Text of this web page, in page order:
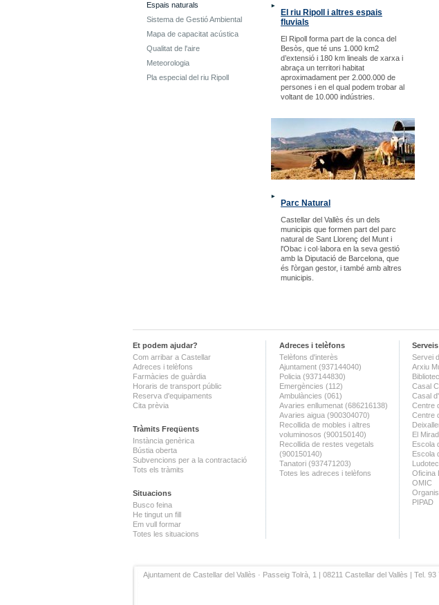
Espais naturals
Sistema de Gestió Ambiental
Mapa de capacitat acústica
Qualitat de l'aire
Meteorologia
Pla especial del riu Ripoll
El riu Ripoll i altres espais
fluvials
El Ripoll forma part de la conca del
Besòs, que té uns 1.000 km2
d’extensió i 180 km lineals de xarxa i
abraça un territori habitat
aproximadament per 2.000.000 de
persones i en el qual podem trobar al
voltant de 10.000 indústries.
Parc Natural
Castellar del Vallès és un dels
municipis que formen part del parc
natural de Sant Llorenç del Munt i
l'Obac i col·labora en la seva gestió
amb la Diputació de Barcelona, que
és l'òrgan gestor, i també amb altres
municipis.
Et podem ajudar?
Com arribar a Castellar
Adreces i telèfons
Farmàcies de guàrdia
Horaris de transport públic
Reserva d'equipaments
Cita prèvia
Tràmits Freqüents
Instància genèrica
Bústia oberta
Subvencions per a la contractació
Tots els tràmits
Situacions
Busco feina
He tingut un fill
Em vull formar
Totes les situacions
Adreces i telèfons
Telèfons d'interès
Ajuntament (937144040)
Policia (937144830)
Emergències (112)
Ambulàncies (061)
Avaries enllumenat (686216138)
Avaries aigua (900304070)
Recollida de mobles i altres
voluminosos (900150140)
Recollida de restes vegetals
(900150140)
Tanatori (937471203)
Totes les adreces i telèfons
Serveis
Servei
Arxiu
Casal
Casal
Centre
Centre
El
Escola
Escola
Oficina
OMIC
PIPAD
Ajuntament de Castellar del Vallès · Passeig Tolrà, 1 | 08211 Castellar del Vallès | Tel. 93